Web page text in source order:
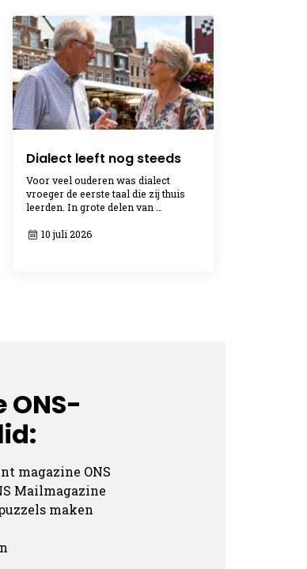
Dialect leeft nog steeds
Voor veel ouderen was dialect
vroeger de eerste taal die zij thuis
leerden. In grote delen van …
10 juli 2026
ONS-
magazine ONS
Mailmagazine
maken